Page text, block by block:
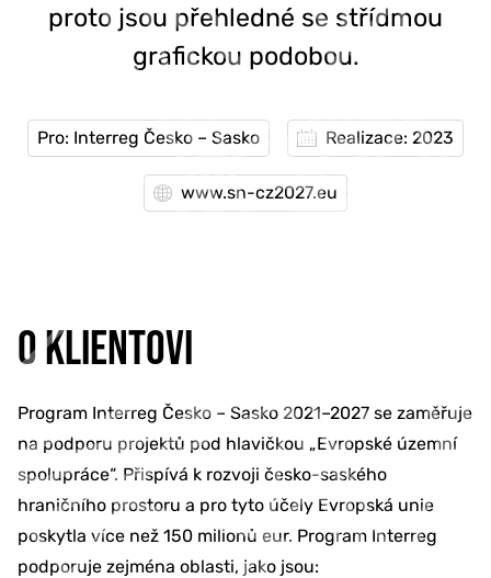
proto jsou přehledné se střídmou
grafickou podobou.
Pro: Interreg Česko – Sasko Realizace: 2023
www.sn-cz2027.eu
O KLIENTOVI
Program Interreg Česko – Sasko 2021–2027 se zaměřuje
na podporu projektů pod hlavičkou „Evropské územní
spolupráce“. Přispívá k rozvoji česko-saského
hraničního prostoru a pro tyto účely Evropská unie
poskytla více než 150 milionů eur. Program Interreg
podporuje zejména oblasti, jako jsou: